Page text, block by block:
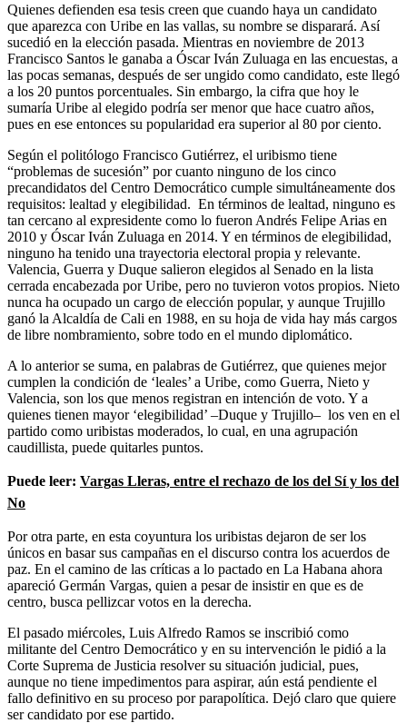
Quienes defienden esa tesis creen que cuando haya un candidato
que aparezca con Uribe en las vallas, su nombre se disparará. Así
sucedió en la elección pasada. Mientras en noviembre de 2013
Francisco Santos le ganaba a Óscar Iván Zuluaga en las encuestas, a
las pocas semanas, después de ser ungido como candidato, este llegó
a los 20 puntos porcentuales. Sin embargo, la cifra que hoy le
sumaría Uribe al elegido podría ser menor que hace cuatro años,
pues en ese entonces su popularidad era superior al 80 por ciento.
Según el politólogo Francisco Gutiérrez, el uribismo tiene
“problemas de sucesión” por cuanto ninguno de los cinco
precandidatos del Centro Democrático cumple simultáneamente dos
requisitos: lealtad y elegibilidad. En términos de lealtad, ninguno es
tan cercano al expresidente como lo fueron Andrés Felipe Arias en
2010 y Óscar Iván Zuluaga en 2014. Y en términos de elegibilidad,
ninguno ha tenido una trayectoria electoral propia y relevante.
Valencia, Guerra y Duque salieron elegidos al Senado en la lista
cerrada encabezada por Uribe, pero no tuvieron votos propios. Nieto
nunca ha ocupado un cargo de elección popular, y aunque Trujillo
ganó la Alcaldía de Cali en 1988, en su hoja de vida hay más cargos
de libre nombramiento, sobre todo en el mundo diplomático.
A lo anterior se suma, en palabras de Gutiérrez, que quienes mejor
cumplen la condición de ‘leales’ a Uribe, como Guerra, Nieto y
Valencia, son los que menos registran en intención de voto. Y a
quienes tienen mayor ‘elegibilidad’ –Duque y Trujillo– los ven en el
partido como uribistas moderados, lo cual, en una agrupación
caudillista, puede quitarles puntos.
Puede leer: Vargas Lleras, entre el rechazo de los del Sí y los del
No
Por otra parte, en esta coyuntura los uribistas dejaron de ser los
únicos en basar sus campañas en el discurso contra los acuerdos de
paz. En el camino de las críticas a lo pactado en La Habana ahora
apareció Germán Vargas, quien a pesar de insistir en que es de
centro, busca pellizcar votos en la derecha.
El pasado miércoles, Luis Alfredo Ramos se inscribió como
militante del Centro Democrático y en su intervención le pidió a la
Corte Suprema de Justicia resolver su situación judicial, pues,
aunque no tiene impedimentos para aspirar, aún está pendiente el
fallo definitivo en su proceso por parapolítica. Dejó claro que quiere
ser candidato por ese partido.